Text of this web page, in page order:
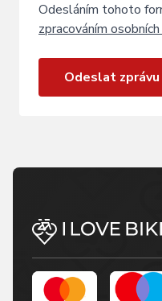
Odesláním tohoto
zpracováním
Odeslat zprávu